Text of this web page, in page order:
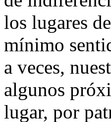
los lugares
mínimo
a veces,
algunos
lugar, por